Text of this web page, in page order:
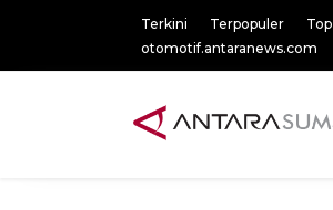
Terkini Terpopuler
otomotif.antaranews.com